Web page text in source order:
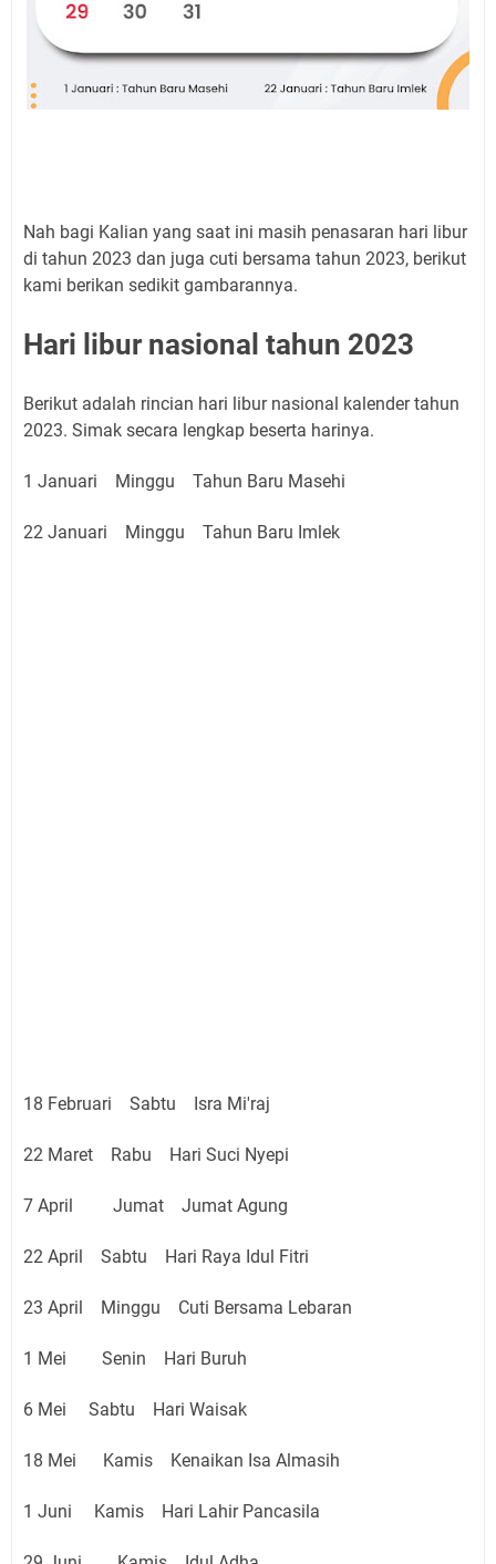
Nah bagi Kalian yang saat ini masih penasaran hari libur
di tahun 2023 dan juga cuti bersama tahun 2023, berikut
kami berikan sedikit gambarannya.
Hari libur nasional tahun 2023
Berikut adalah rincian hari libur nasional kalender tahun
2023. Simak secara lengkap beserta harinya.
1 Januari Minggu Tahun Baru Masehi
22 Januari Minggu Tahun Baru Imlek
18 Februari Sabtu Isra Mi'raj
22 Maret Rabu Hari Suci Nyepi
7 April Jumat Jumat Agung
22 April Sabtu Hari Raya Idul Fitri
23 April Minggu Cuti Bersama Lebaran
1 Mei Senin Hari Buruh
6 Mei Sabtu Hari Waisak
18 Mei Kamis Kenaikan Isa Almasih
1 Juni Kamis Hari Lahir Pancasila